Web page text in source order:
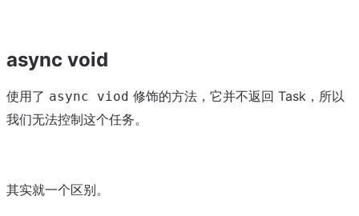
async void
使用了 async viod 修饰的方法，它并不返回 Task，所以
我们无法控制这个任务。
其实就一个区别。